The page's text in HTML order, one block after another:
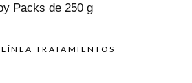
Packs de 250 g
LÍNEA TRATAMIENTOS